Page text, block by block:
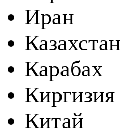
Иран
Казахстан
Карабах
Киргизия
Китай